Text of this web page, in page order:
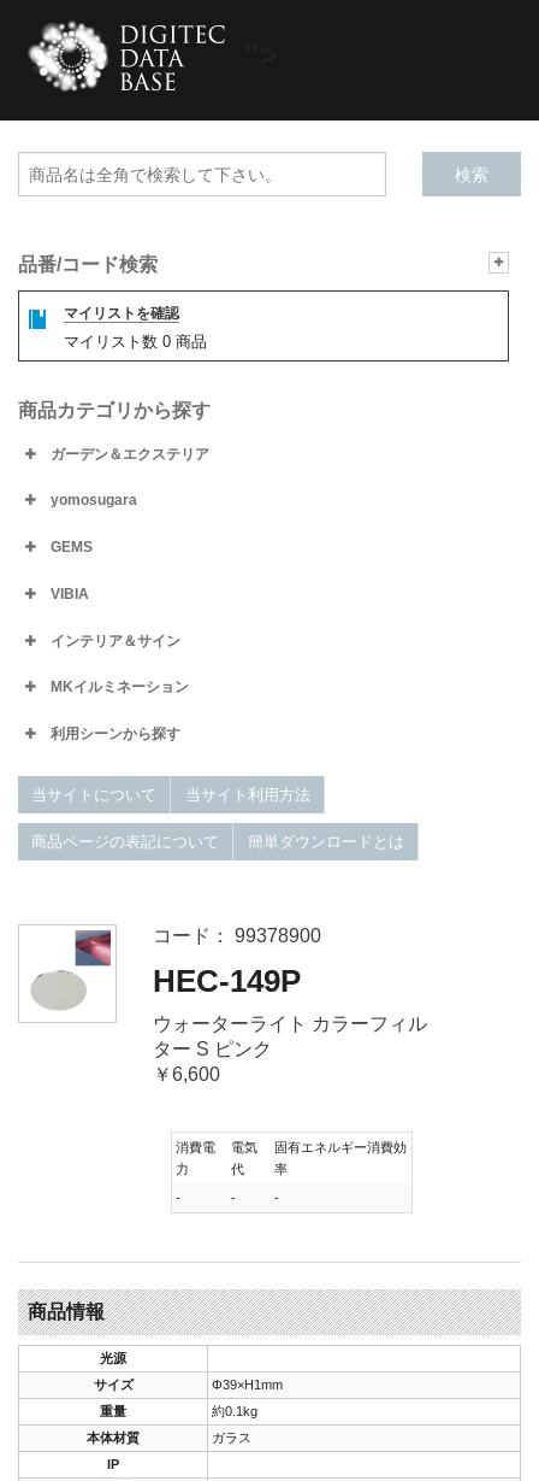
品番/コード検索
マイリストを確認
マイリスト数 0 商品
商品カテゴリから探す
ガーデン＆エクステリア
yomosugara
GEMS
VIBIA
インテリア＆サイン
MKイルミネーション
利用シーンから探す
当サイトについて 当サイト利用方法
商品ページの表記について 簡単ダウンロードとは
コード： 99378900
HEC-149P
ウォーターライト カラーフィル
ター S ピンク
￥6,600
消費電
力
電気
代
固有エネルギー消費効
率
-
- -
商品情報
光源
サイズ
Φ39×H1mm
重量
約0.1kg
本体材質
ガラス
IP